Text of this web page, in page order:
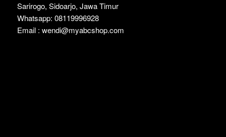
Sarirogo, Sidoarjo, Jawa Timur
Whatsapp: 08119996928
Email : wendi@myabcshop.com